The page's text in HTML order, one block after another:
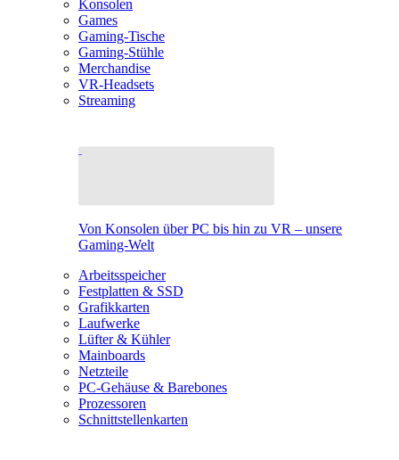
Konsolen
Games
Gaming-Tische
Gaming-Stühle
Merchandise
VR-Headsets
Streaming
Von Konsolen über PC bis hin zu VR – unsere
Gaming-Welt
Arbeitsspeicher
Festplatten & SSD
Grafikkarten
Laufwerke
Lüfter & Kühler
Mainboards
Netzteile
PC-Gehäuse & Barebones
Prozessoren
Schnittstellenkarten